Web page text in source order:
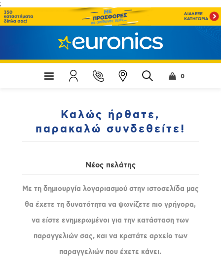
;
0
Καλώς ήρθατε,
παρακαλώ συνδεθείτε!
Νέος πελάτης
Με τη δημιουργία λογαριασμού στην ιστοσελίδα μας
θα έχετε τη δυνατότητα να ψωνίζετε πιο γρήγορα,
να είστε ενημερωμένοι για την κατάσταση των
παραγγελιών σας, και να κρατάτε αρχείο των
παραγγελιών που έχετε κάνει.